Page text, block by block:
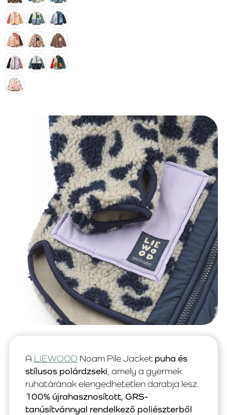
A LIEWOOD Noam Pile Jacket puha és
stílusos polárdzseki , amely a gyermek
ruhatárának elengedhetetlen darabja lesz.
100% újrahasznosított, GRS-
tanúsítvánnyal rendelkező poliészterből